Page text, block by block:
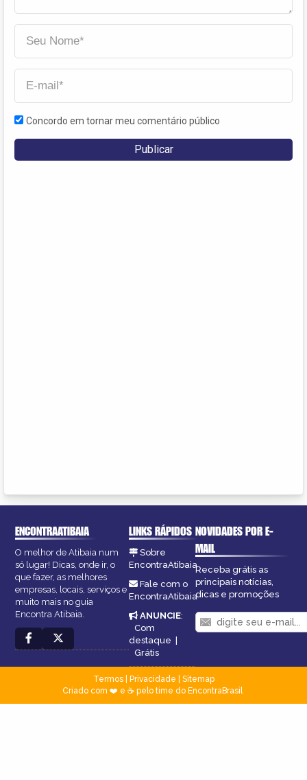
Concordo em tornar meu comentário público
ENCONTRAATIBAIA
O melhor de Atibaia num
só lugar! Dicas, onde ir, o
que fazer, as melhores
empresas, locais, serviços e
muito mais no guia
Encontra Atibaia.
LINKS RÁPIDOS
Sobre
EncontraAtibaia
Fale com o
EncontraAtibaia
ANUNCIE:
Com
destaque
Grátis
NOVIDADES POR E-
MAIL
Receba grátis as
principais notícias,
dicas e promoções
Termos| Privacidade
Sitemap
Criado com ❤️ e ☕ pelo time do EncontraBrasil